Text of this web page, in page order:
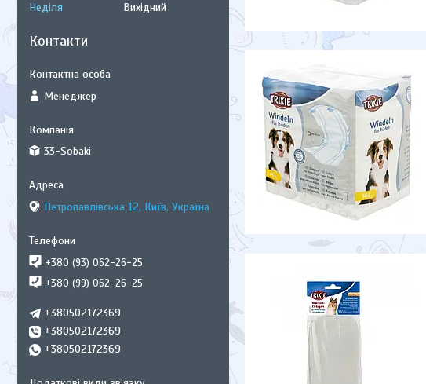
Неділя
Вихідний
Контакти
Менеджер
33-Sobaki
Петропавлівська 12, Київ, Україна
+380 (93) 062-26-25
+380 (99) 062-26-25
+380502172369
+380502172369
+380502172369